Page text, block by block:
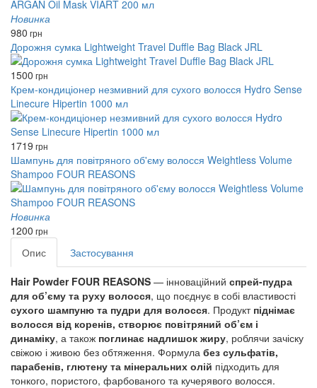
Новинка
980 грн
Дорожня сумка Lightweight Travel Duffle Bag Black JRL
1500 грн
Крем-кондиціонер незмивний для сухого волосся Hydro Sense
Linecure Hipertin 1000 мл
1719 грн
Шампунь для повітряного об'єму волосся Weightless Volume
Shampoo FOUR REASONS
Новинка
1200 грн
Опис Застосування
Hair Powder FOUR REASONS — інноваційний спрей-пудра
для об’єму та руху волосся, що поєднує в собі властивості
сухого шампуню та пудри для волосся. Продукт піднімає
волосся від коренів, створює повітряний об’єм і
динаміку, а також поглинає надлишок жиру, роблячи зачіску
свіжою і живою без обтяження. Формула без сульфатів,
парабенів, глютену та мінеральних олій підходить для
тонкого, пористого, фарбованого та кучерявого волосся.